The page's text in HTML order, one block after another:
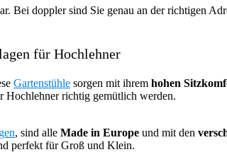
Bei doppler sind Sie genau an der richtigen
für Hochlehner
Gartenstühle sorgen mit ihrem hohen
Hochlehner richtig gemütlich werden.
, sind alle Made in Europe und mit den
perfekt für Groß und Klein.